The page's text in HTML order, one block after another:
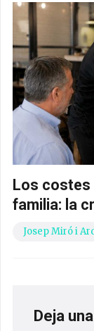
Los costes
familia: la
Josep Miró i
Deja